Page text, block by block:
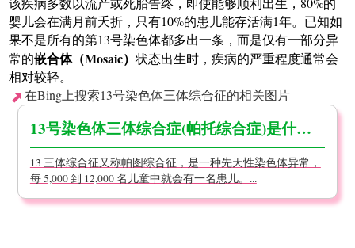
婴儿会在满月前夭折，只有10%的患儿能存活满1年。已知如
果不是所有的第13号染色体都多出一条，而是仅有一部分异
常的嵌合体（Mosaic）状态出生时，疾病的严重程度通常会
相对较轻。
在Bing上搜索13号染色体三体综合征的相关图片
13号染色体三体综合症(帕托综合症)是什么?【医生监督】
13 三体综合征又称帕图综合征，是一种先天性染色体异常，
每 5,000 到 12,000 名儿童中就会有一名患儿。...